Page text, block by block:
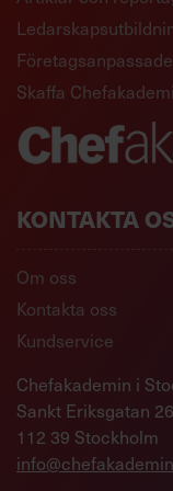
Skaffa
KONTAKTA
Om oss
Kontakta oss
Kundservice
Chefakademin i
Sankt Eriksgatan
112 39 Stockholm